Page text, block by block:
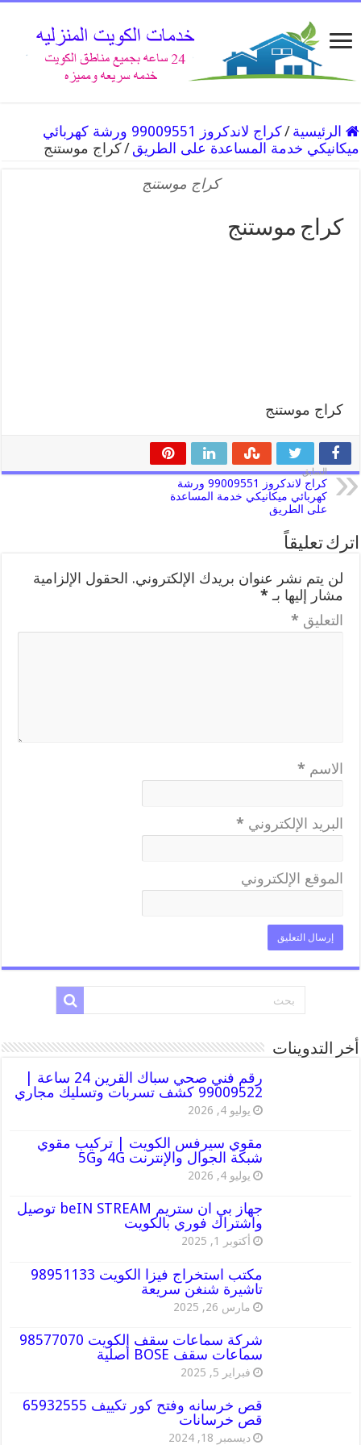
الرئيسية /
كراج لاندكروز 99009551 ورشة كهربائي
ميكانيكي خدمة المساعدة على الطريق /كراج موستنج
كراج موستنج
كراج موستنج
كراج موستنج
السابق
كراج لاندكروز 99009551 ورشة
كهربائي ميكانيكي خدمة المساعدة
على الطريق
اترك تعليقاً
لن يتم نشر عنوان بريدك الإلكتروني. الحقول الإلزامية
مشار إليها بـ*
التعليق *
الاسم *
البريد الإلكتروني *
الموقع الإلكتروني
أخر التدوينات
رقم فني صحي سباك القرين 24 ساعة |
99009522 كشف تسربات وتسليك مجاري
يوليو 4, 2026
مقوي سيرفس الكويت | تركيب مقوي
شبكة الجوال والإنترنت 4G و5G
يوليو 4, 2026
جهاز بي ان ستريم beIN STREAM توصيل
واشتراك فوري بالكويت
أكتوبر 1, 2025
مكتب استخراج فيزا الكويت 98951133
تاشيرة شنغن سريعة
مارس 26, 2025
شركة سماعات سقف الكويت 98577070
سماعات سقف BOSE أصلية
فبراير 5, 2025
قص خرسانه وفتح كور تكييف 65932555
قص خرسانات
ديسمبر 18, 2024